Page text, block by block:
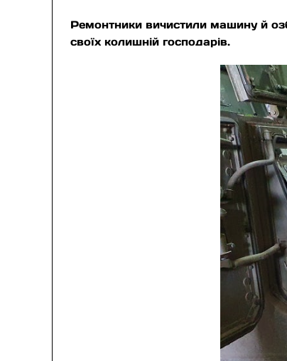
Ремонтники вичистили машину й
своїх колишній господарів.